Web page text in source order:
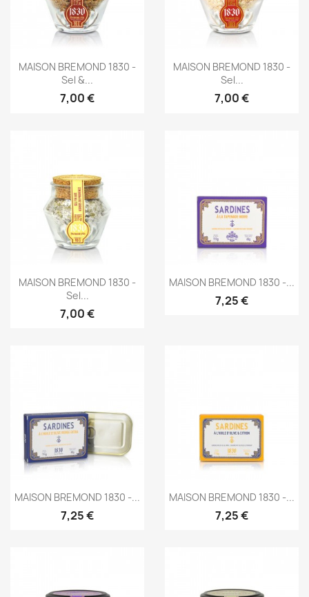
Aperçu rapide
MAISON BREMOND 1830 -
Sel &...
7,00 €
Aperçu rapide
MAISON BREMOND 1830 -
Sel...
7,00 €
Aperçu rapide
MAISON BREMOND 1830 -
Sel...
7,00 €
Aperçu rapide
MAISON BREMOND 1830 -...
7,25 €
Aperçu rapide
MAISON BREMOND 1830 -...
7,25 €
Aperçu rapide
MAISON BREMOND 1830 -...
7,25 €